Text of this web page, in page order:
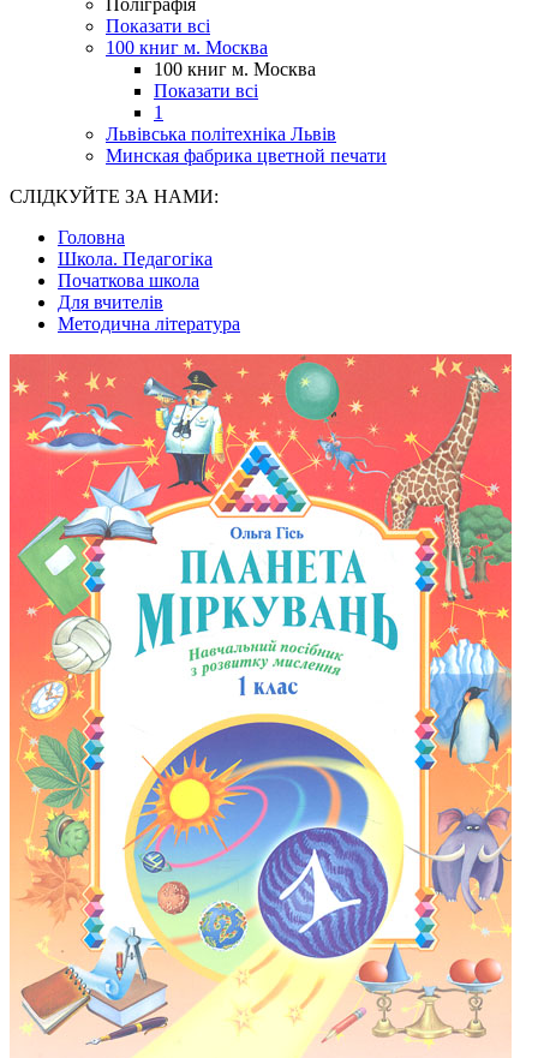
Поліграфія
Показати всі
100 книг м. Москва
100 книг м. Москва
Показати всі
1
Львівська політехніка Львів
Минская фабрика цветной печати
СЛІДКУЙТЕ ЗА НАМИ:
Головна
Школа. Педагогіка
Початкова школа
Для вчителів
Методична література